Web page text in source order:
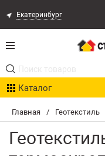
Главная / Геотекстиль
Екатеринбург
Каталог
Акции
Расчет доставки
Организациям